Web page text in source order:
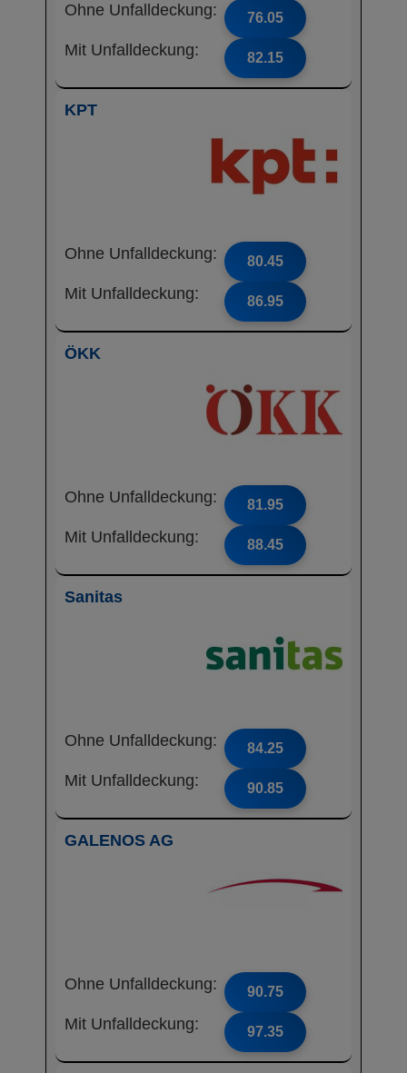
Ohne Unfalldeckung: 76.05
Mit Unfalldeckung: 82.15
KPT
Ohne Unfalldeckung: 80.45
Mit Unfalldeckung: 86.95
ÖKK
Ohne Unfalldeckung: 81.95
Mit Unfalldeckung: 88.45
Sanitas
Ohne Unfalldeckung: 84.25
Mit Unfalldeckung: 90.85
GALENOS AG
Ohne Unfalldeckung: 90.75
Mit Unfalldeckung: 97.35